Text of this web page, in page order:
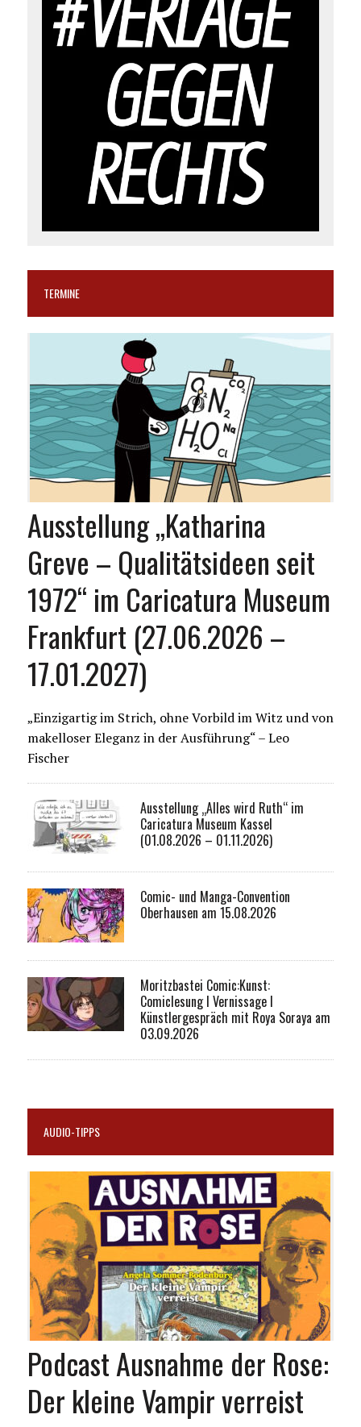
TERMINE
Ausstellung „Katharina
Greve – Qualitätsideen seit
1972“ im Caricatura Museum
Frankfurt (27.06.2026 –
17.01.2027)
„Einzigartig im Strich, ohne Vorbild im Witz und von
makelloser Eleganz in der Ausführung“ – Leo
Fischer
Ausstellung „Alles wird Ruth“ im
Caricatura Museum Kassel
(01.08.2026 – 01.11.2026)
Comic- und Manga-Convention
Oberhausen am 15.08.2026
Moritzbastei Comic:Kunst:
Comiclesung I Vernissage I
Künstlergespräch mit Roya Soraya am
03.09.2026
AUDIO-TIPPS
Podcast Ausnahme der Rose:
Der kleine Vampir verreist